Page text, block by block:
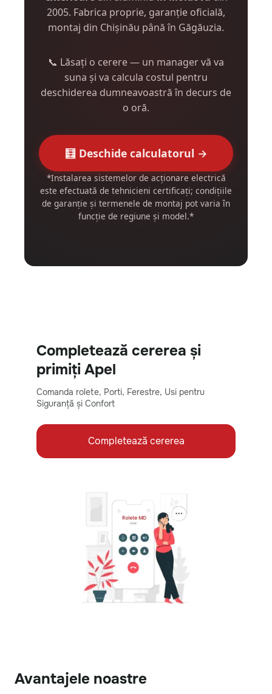
2005. Fabrica proprie, garanție oficială,
montaj din Chișinău până în Găgăuzia.
📞 Lăsați o cerere — un manager vă va
suna și va calcula costul pentru
deschiderea dumneavoastră în decurs de
o oră.
🧮 Deschide calculatorul →
*Instalarea sistemelor de acționare electrică
este efectuată de tehnicieni certificați; condițiile
de garanție și termenele de montaj pot varia în
funcție de regiune și model.*
Completează cererea și
primiți Apel
Comanda rolete, Porti, Ferestre, Usi pentru
Siguranță și Confort
Completează cererea
Avantajele noastre